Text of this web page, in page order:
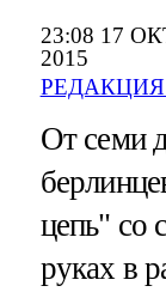
23:08 17
2015
От семи
цепь" со
руках в